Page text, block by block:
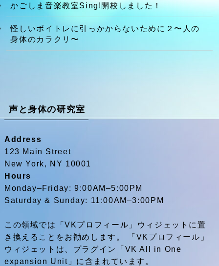
かごしま音楽教室Sing!開校しました！
怪しいボイトレに引っかからないために２〜人の
身体のカラクリ〜
声と身体の研究室
Address
123 Main Street
New York, NY 10001
Hours
Monday–Friday: 9:00AM–5:00PM
Saturday & Sunday: 11:00AM–3:00PM
この領域では「VKプロフィール」ウィジェットに置
き換えることをお勧めします。 「VKプロフィール」
ウィジェットは、プラグイン「VK All in One
expansion Unit」に含まれています。